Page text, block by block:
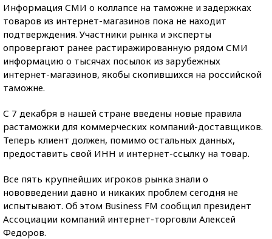
Информация СМИ о коллапсе на таможне и задержках
товаров из интернет-магазинов пока не находит
подтверждения. Участники рынка и эксперты
опровергают ранее растиражированную рядом СМИ
информацию о тысячах посылок из зарубежных
интернет-магазинов, якобы скопившихся на российской
таможне.
С 7 декабря в нашей стране введены новые правила
растаможки для коммерческих компаний-доставщиков.
Теперь клиент должен, помимо остальных данных,
предоставить свой ИНН и интернет-ссылку на товар.
Все пять крупнейших игроков рынка знали о
нововведении давно и никаких проблем сегодня не
испытывают. Об этом Business FM сообщил президент
Ассоциации компаний интернет-торговли Алексей
Федоров.